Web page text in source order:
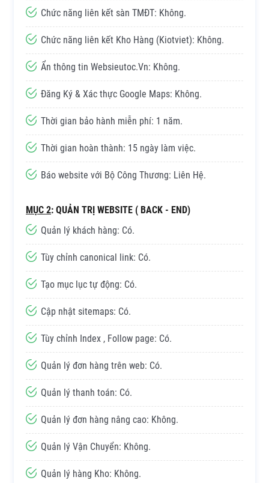
Chức năng liên kết sàn TMĐT: Không.
Chức năng liên kết Kho Hàng (Kiotviet): Không.
Ẩn thông tin Websieutoc.Vn: Không.
Đăng Ký & Xác thực Google Maps: Không.
Thời gian bảo hành miễn phí: 1 năm.
Thời gian hoàn thành: 15 ngày làm việc.
Báo website với Bộ Công Thương: Liên Hệ.
MỤC 2: QUẢN TRỊ WEBSITE ( BACK - END)
Quản lý khách hàng: Có.
Tùy chỉnh canonical link: Có.
Tạo mục lục tự động: Có.
Cập nhật sitemaps: Có.
Tùy chỉnh Index , Follow page: Có.
Quản lý đơn hàng trên web: Có.
Quản lý thanh toán: Có.
Quản lý đơn hàng nâng cao: Không.
Quản lý Vận Chuyển: Không.
Quản lý hàng Kho: Không.